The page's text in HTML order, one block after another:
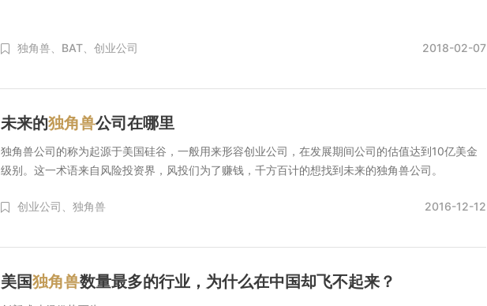
独角兽、 BAT、 创业公司 2018-02-07
未来的独角兽公司在哪里
独角兽公司的称为起源于美国硅谷，一般用来形容创业公司，在发展期间公司的估值达到10亿美金
级别。这一术语来自风险投资界，风投们为了赚钱，千方百计的想找到未来的独角兽公司。
创业公司、 独角兽 2016-12-12
美国独角兽数量最多的行业，为什么在中国却飞不起来？